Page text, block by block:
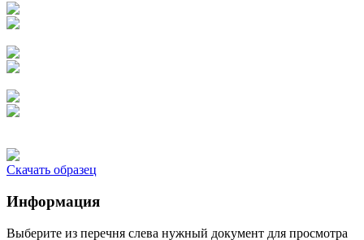
Скачать образец
Информация
Выберите из перечня слева нужный документ для просмотра